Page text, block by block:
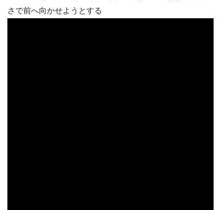
さで前へ向かせようとする